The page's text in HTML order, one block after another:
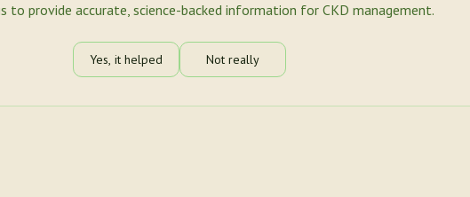
to provide accurate, science-backed information for CKD management.
Yes, it helped Not really